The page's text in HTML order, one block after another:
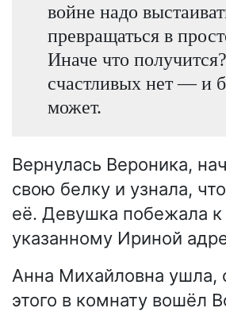
войне надо
превращаться в
Иначе что
счастливых нет — и
может.
Вернулась Вероника,
свою белку и узнала,
её. Девушка побежала к
указанному Ириной
Анна Михайловна ушла,
этого в комнату вошёл